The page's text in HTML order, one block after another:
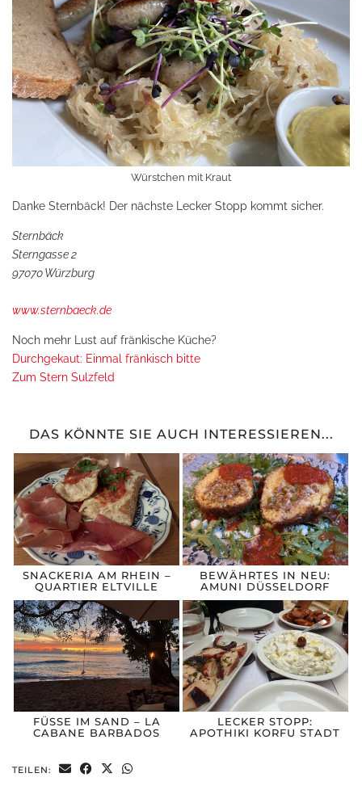
Würstchen mit Kraut
Danke Sternbäck! Der nächste Lecker Stopp kommt sicher.
Sternbäck
Sterngasse 2
97070 Würzburg
www.sternbaeck.de
Noch mehr Lust auf fränkische Küche?
Durchgekaut: Einmal fränkisch bitte
Zum Stern Sulzfeld
DAS KÖNNTE SIE AUCH INTERESSIEREN...
SNACKERIA AM RHEIN –
QUARTIER ELTVILLE
BEWÄHRTES IN NEU:
AMUNI DÜSSELDORF
FÜSSE IM SAND – LA C
ABANE BARBADOS
LECKER STOPP:
APOTHIKI KORFU STADT
TEILEN: